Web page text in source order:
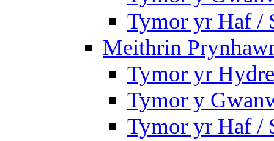
Tymor yr Haf /
Meithrin
Tymor yr
Tymor y
Tymor yr Haf /